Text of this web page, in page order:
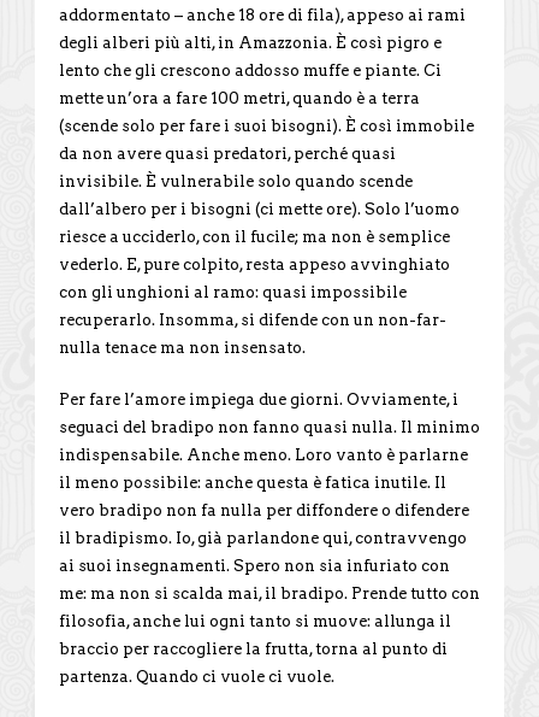
addormentato – anche 18 ore di fila), appeso ai rami
degli alberi più alti, in Amazzonia. È così pigro e
lento che gli crescono addosso muffe e piante. Ci
mette un’ora a fare 100 metri, quando è a terra
(scende solo per fare i suoi bisogni). È così immobile
da non avere quasi predatori, perché quasi
invisibile. È vulnerabile solo quando scende
dall’albero per i bisogni (ci mette ore). Solo l’uomo
riesce a ucciderlo, con il fucile; ma non è semplice
vederlo. E, pure colpito, resta appeso avvinghiato
con gli un­ghioni al ramo: quasi impossibile
recuperarlo. Insomma, si difende con un non-far-
nulla tenace ma non insensato.
Per fare l’amore impiega due giorni. Ovviamente, i
seguaci del bradipo non fanno quasi nulla. Il minimo
indispensabile. Anche meno. Loro vanto è parlarne
il meno possibile: anche questa è fatica inutile. Il
vero bradipo non fa nulla per diffondere o difendere
il bradipismo. Io, già parlando­ne qui, contravvengo
ai suoi insegnamenti. Spero non sia infuria­to con
me: ma non si scalda mai, il bradipo. Prende tutto con
filosofia, anche lui ogni tanto si muove: allunga il
braccio per raccogliere la frutta, torna al punto di
partenza. Quando ci vuole ci vuole.